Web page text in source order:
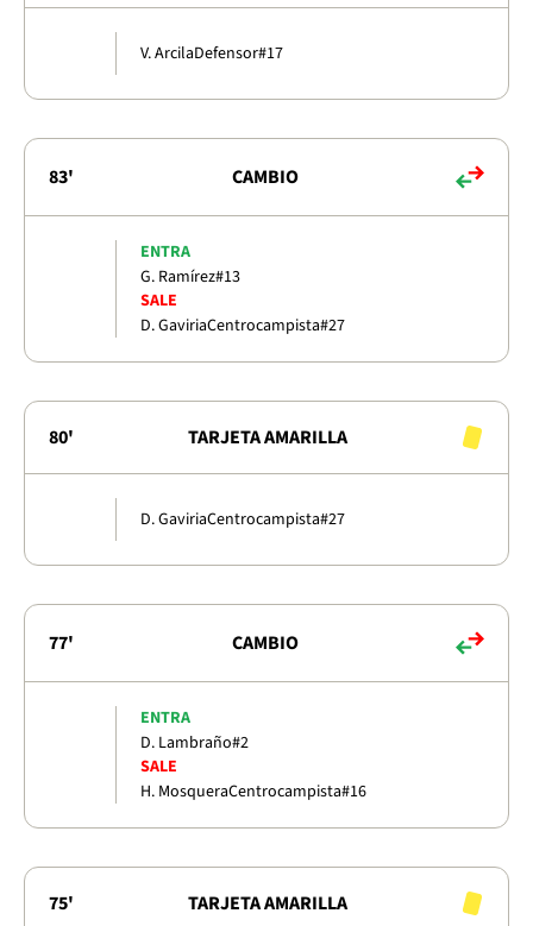
V. ArcilaDefensor#17
83' CAMBIO
ENTRA
G. Ramírez#13
SALE
D. GaviriaCentrocampista#27
80' TARJETA AMARILLA
D. GaviriaCentrocampista#27
77' CAMBIO
ENTRA
D. Lambraño#2
SALE
H. MosqueraCentrocampista#16
75' TARJETA AMARILLA